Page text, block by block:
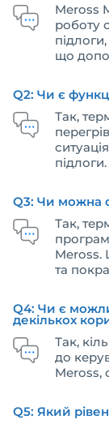
Meross
роботу
що
Q2: Чи є
Так,
підлоги.
Q3: Чи можна
Так,
Meross.
та
Q4: Чи є
декількох
Так,
до
Meross,
Q5: Який